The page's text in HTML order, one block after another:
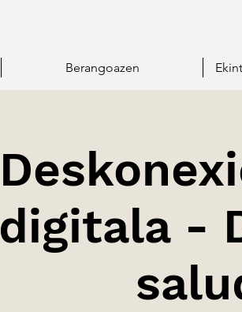
Berangoazen
digitala -